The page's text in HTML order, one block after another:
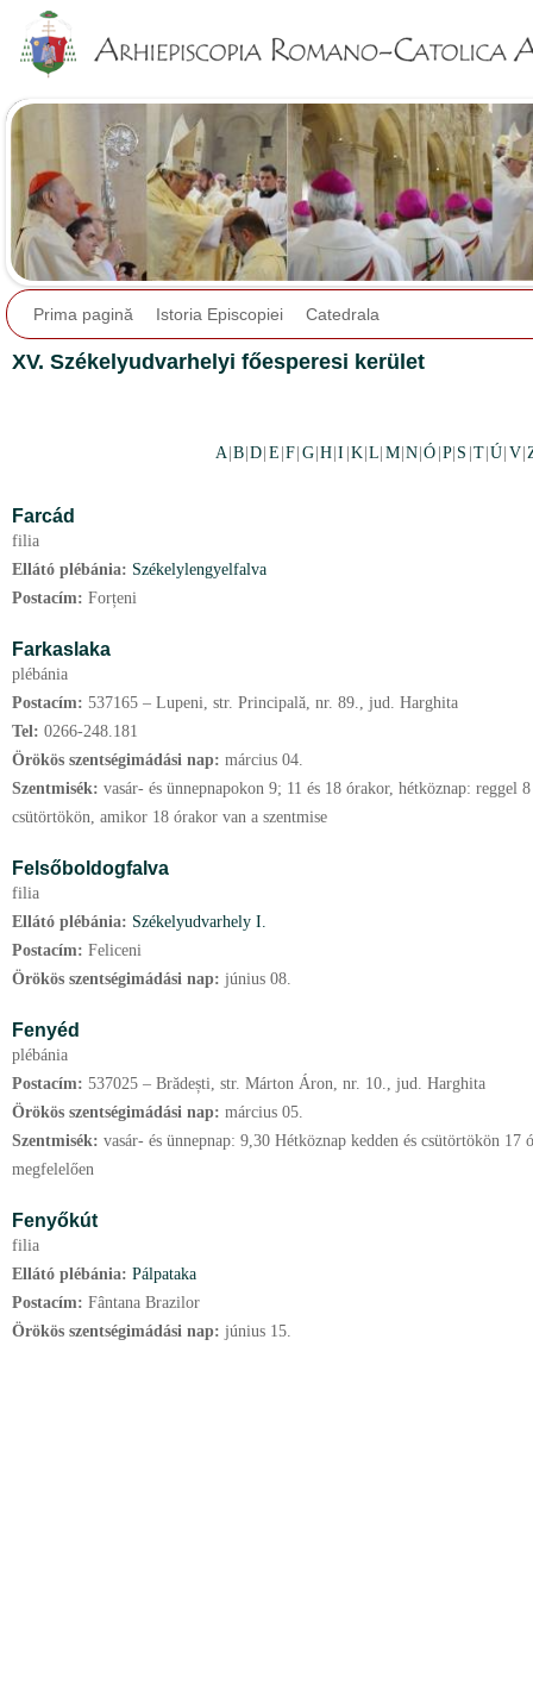
Prima pagină Istoria Episcopiei Catedrala
XV. Székelyudvarhelyi főesperesi kerület
A B |D E |F G H |I K |L M |N |Ó P S T |Ú V
Farcád
filia
Ellátó plébánia: Székelylengyelfalva
Postacím: Forțeni
Farkaslaka
plébánia
Postacím: 537165 – Lupeni, str. Principală, nr. 89., jud. Harghita
Tel: 0266-248.181
Örökös szentségimádási nap: március 04.
Szentmisék: vasár- és ünnepnapokon 9; 11 és 18 órakor, hétköznap: reggel
csütörtökön, amikor 18 órakor van a szentmise
Felsőboldogfalva
filia
Ellátó plébánia: Székelyudvarhely I.
Postacím: Feliceni
Örökös szentségimádási nap: június 08.
Fenyéd
plébánia
Postacím: 537025 – Brădești, str. Márton Áron, nr. 10., jud. Harghita
Örökös szentségimádási nap: március 05.
Szentmisék: vasár- és ünnepnap: 9,30 Hétköznap kedden és csütörtökön 17
megfelelően
Fenyőkút
filia
Ellátó plébánia: Pálpataka
Postacím: Fântana Brazilor
Örökös szentségimádási nap: június 15.